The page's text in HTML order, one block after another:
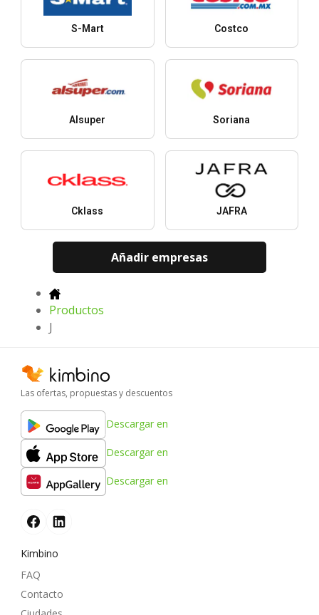
S-Mart Costco
Alsuper Soriana
Cklass JAFRA
Añadir empresas
Productos
J
Las ofertas, propuestas y descuentos
Descargar en
Descargar en
Descargar en
Kimbino
FAQ
Contacto